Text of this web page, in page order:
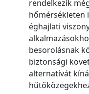
rendelkezik
hőmérsékleten
éghajlati
besorolásnak
biztonsági
alternatívát